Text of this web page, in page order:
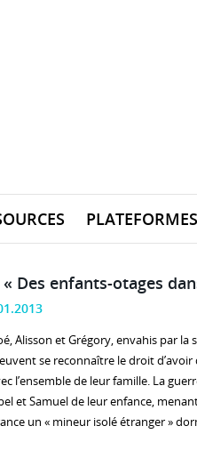
PLATEFORMES
Des enfants-otages
Alisson et Grégory, envahis par la
se reconnaître le droit d’avoir
l’ensemble de leur famille. La
et Samuel de leur enfance,
un « mineur isolé étranger »